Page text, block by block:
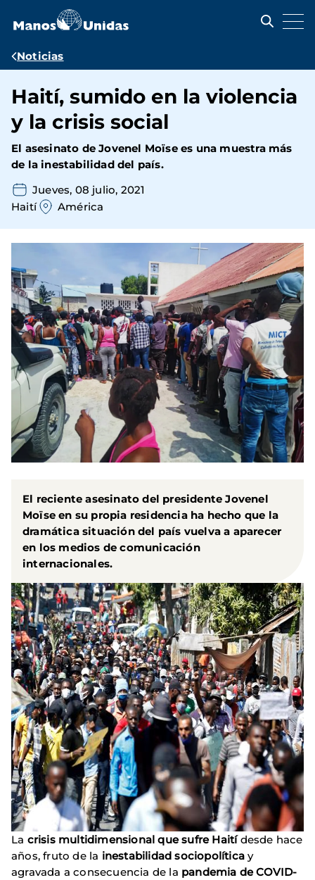
contenido
Ruta
navegación
Noticias
Haití, sumido en la violencia
y la crisis social
El asesinato de Jovenel Moïse es una muestra más
de la inestabilidad del país.
Jueves, 08 julio, 2021
Haití
América
El reciente asesinato del presidente Jovenel
Moïse en su propia residencia ha hecho que la
dramática situación del país vuelva a aparecer
en los medios de comunicación
internacionales.
La crisis multidimensional que sufre Haitídesde hace
años, fruto de la inestabilidad sociopolítica y
agravada a consecuencia de la pandemia de COVID-